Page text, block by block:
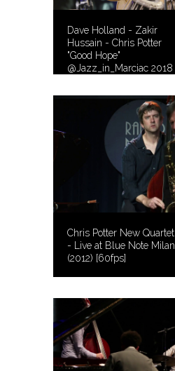
Dave Holland - Zakir
Hussain - Chris Potter
"Good Hope"
@Jazz_in_Marciac 2018
Chris Potter New Quartet
- Live at Blue Note Milan
(2012) [60fps]